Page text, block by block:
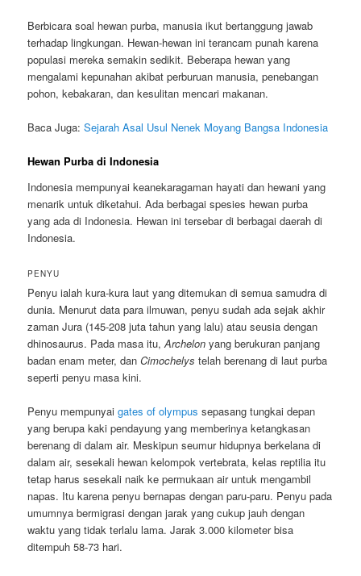
Berbicara soal hewan purba, manusia ikut bertanggung jawab
terhadap lingkungan. Hewan-hewan ini terancam punah karena
populasi mereka semakin sedikit. Beberapa hewan yang
mengalami kepunahan akibat perburuan manusia, penebangan
pohon, kebakaran, dan kesulitan mencari makanan.
Baca Juga:Sejarah Asal Usul Nenek Moyang Bangsa Indonesia
Hewan Purba di Indonesia
Indonesia mempunyai keanekaragaman hayati dan hewani yang
menarik untuk diketahui. Ada berbagai spesies hewan purba
yang ada di Indonesia. Hewan ini tersebar di berbagai daerah di
Indonesia.
PENYU
Penyu ialah kura-kura laut yang ditemukan di semua samudra di
dunia. Menurut data para ilmuwan, penyu sudah ada sejak akhir
zaman Jura (145-208 juta tahun yang lalu) atau seusia dengan
dhinosaurus. Pada masa itu,Archelon yang berukuran panjang
badan enam meter, danCimochelys telah berenang di laut purba
seperti penyu masa kini.
Penyu mempunyaigates of olympus sepasang tungkai depan
yang berupa kaki pendayung yang memberinya ketangkasan
berenang di dalam air. Meskipun seumur hidupnya berkelana di
dalam air, sesekali hewan kelompok vertebrata, kelas reptilia itu
tetap harus sesekali naik ke permukaan air untuk mengambil
napas. Itu karena penyu bernapas dengan paru-paru. Penyu pada
umumnya bermigrasi dengan jarak yang cukup jauh dengan
waktu yang tidak terlalu lama. Jarak 3.000 kilometer bisa
ditempuh 58-73 hari.